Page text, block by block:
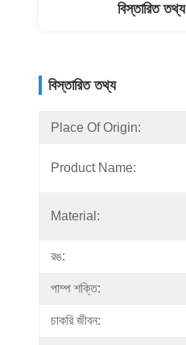
বিস্তারিত তথ্য
বিস্তারিত তথ্য
Place Of Origin:
Product Name:
Material:
রঙ:
পাম্প শক্তি:
চাকরি জীবন: